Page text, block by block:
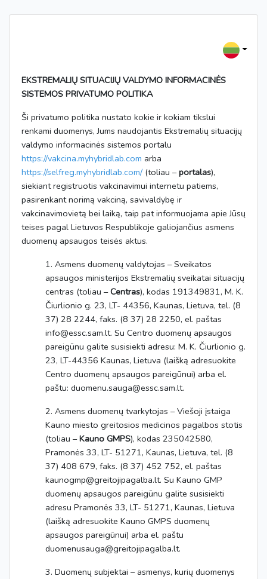
EKSTREMALIŲ SITUACIJŲ VALDYMO INFORMACINĖS
SISTEMOS PRIVATUMO POLITIKA
Ši privatumo politika nustato kokie ir kokiam tikslui
renkami duomenys, Jums naudojantis Ekstremalių situacijų
valdymo informacinės sistemos portalu
https://vakcina.myhybridlab.com arba
https://selfreg.myhybridlab.com/ (toliau –portalas),
siekiant registruotis vakcinavimui internetu patiems,
pasirenkant norimą vakciną, savivaldybę ir
vakcinavimovietą bei laiką, taip pat informuojama apie Jūsų
teises pagal Lietuvos Respublikoje galiojančius asmens
duomenų apsaugos teisės aktus.
1. Asmens duomenų valdytojas – Sveikatos
apsaugos ministerijos Ekstremalių sveikatai situacijų
centras (toliau –Centras), kodas 191349831, M. K.
Čiurlionio g. 23, LT- 44356, Kaunas, Lietuva, tel. (8
37) 28 2244, faks. (8 37) 28 2250, el. paštas
info@essc.sam.lt. Su Centro duomenų apsaugos
pareigūnu galite susisiekti adresu: M. K. Čiurlionio g.
23, LT-44356 Kaunas, Lietuva (laišką adresuokite
Centro duomenų apsaugos pareigūnui) arba el.
paštu: duomenu.sauga@essc.sam.lt.
2. Asmens duomenų tvarkytojas – Viešoji įstaiga
Kauno miesto greitosios medicinos pagalbos stotis
(toliau –Kauno GMPS), kodas 235042580,
Pramonės 33, LT- 51271, Kaunas, Lietuva, tel. (8
37) 408 679, faks. (8 37) 452 752, el. paštas
kaunogmp@greitojipagalba.lt. Su Kauno GMP
duomenų apsaugos pareigūnu galite susisiekti
adresu Pramonės 33, LT- 51271, Kaunas, Lietuva
(laišką adresuokite Kauno GMPS duomenų
apsaugos pareigūnui) arba el. paštu
duomenusauga@greitojipagalba.lt.
3. Duomenų subjektai – asmenys, kurių duomenys